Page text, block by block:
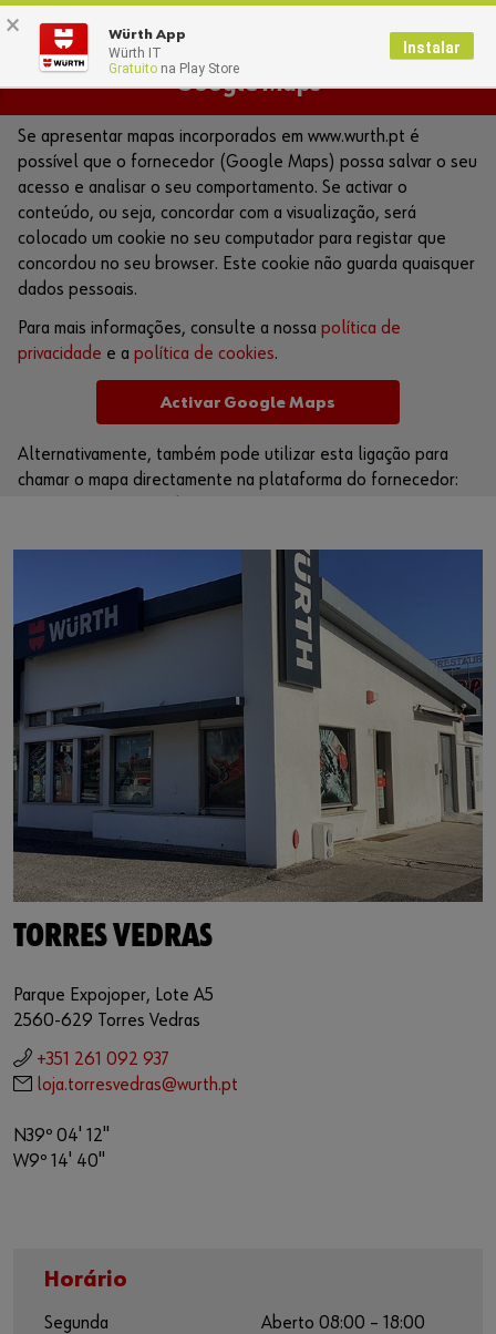
Google Maps
Se apresentar mapas incorporados em www.wurth.pt é
possível que o fornecedor (Google Maps) possa salvar o seu
acesso e analisar o seu comportamento. Se activar o
conteúdo, ou seja, concordar com a visualização, será
colocado um cookie no seu computador para registar que
concordou no seu browser. Este cookie não guarda quaisquer
dados pessoais.
Para mais informações, consulte a nossa política de
privacidade e a política de cookies.
Activar Google Maps
Alternativamente, também pode utilizar esta ligação para
chamar o mapa directamente na plataforma do fornecedor:
TORRES VEDRAS
Parque Expojoper, Lote A5
2560-629 Torres Vedras
+351 261 092 937
loja.torresvedras@wurth.pt
N39º 04' 12"
W9º 14' 40"
Horário
Segunda
Aberto 08:00 – 18:00
× Würth App
Würth IT
Gratuito na Play Store
Instalar